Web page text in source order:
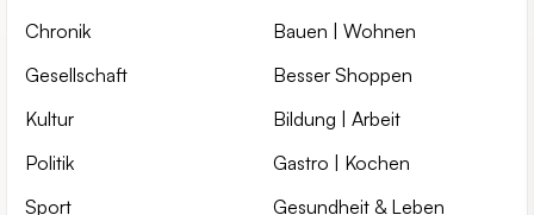
Chronik
Gesellschaft
Kultur
Politik
Sport
Bauen | Wohnen
Besser Shoppen
Bildung | Arbeit
Gastro | Kochen
Gesundheit & Leben